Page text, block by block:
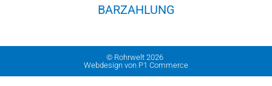
BARZAHLUNG
© Rohrwelt 2026
Webdesign von P1 Commerce